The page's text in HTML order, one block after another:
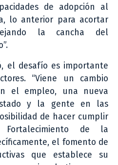
de adopción al
lo anterior para acortar
la cancha del
el desafío es importante
“Viene un cambio
el empleo, una nueva
y la gente en las
de hacer cumplir
de la
el fomento de
que establece su